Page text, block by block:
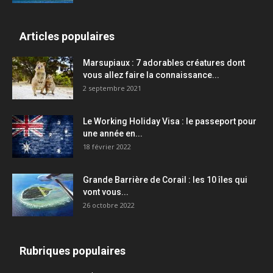
Articles populaires
Marsupiaux : 7 adorables créatures dont
vous allez faire la connaissance...
2 septembre 2021
Le Working Holiday Visa : le passeport pour
une année en...
18 février 2022
Grande Barrière de Corail : les 10 îles qui
vont vous...
26 octobre 2022
Rubriques populaires